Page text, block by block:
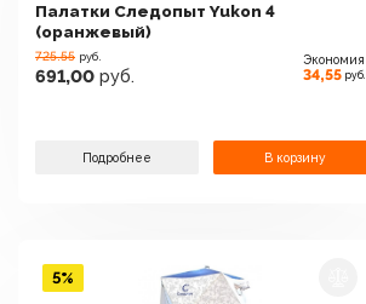
Палатки Следопыт Yukon 4
(оранжевый)
725.55 руб.
691,00 руб.
Экономия
34,55 руб.
Подробнее В корзину
5%